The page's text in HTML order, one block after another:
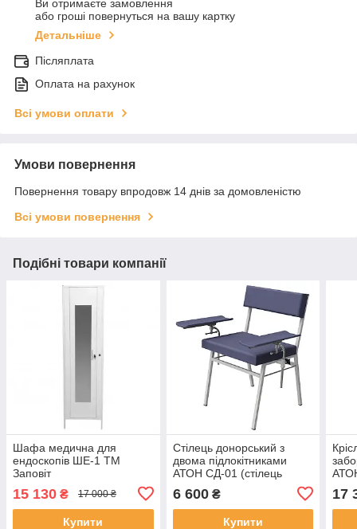
Ви отримаєте замовлення
або гроші повернуться на вашу картку
Детальніше
Післяплата
Оплата на рахунок
Всі умови оплати
Умови повернення
Повернення товару впродовж 14 днів за домовленістю
Всі умови повернення
Подібні товари компанії
Шафа медична для
ендоскопів ШЕ-1 ТМ
Заповіт
15 130 ₴ 17 000 ₴
Купити
Стілець донорський з
двома підлокітниками
АТОН СД-01 (стілець
6 600₴
Купити
17